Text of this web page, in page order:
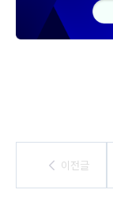
이전글
이전글